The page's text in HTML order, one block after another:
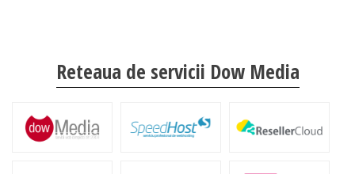
Reteaua de servicii Dow Media